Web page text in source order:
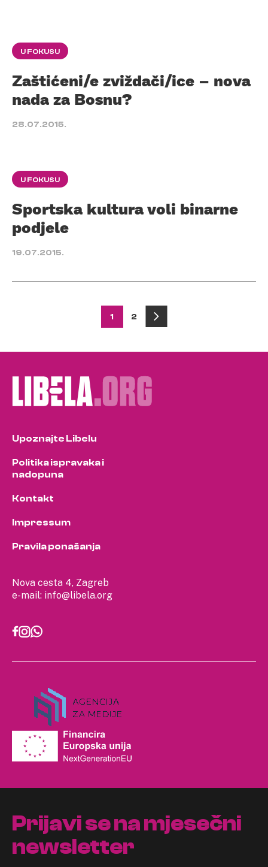
U FOKUSU
Zaštićeni/e zviždači/ice – nova
nada za Bosnu?
28.07.2015.
U FOKUSU
Sportska kultura voli binarne
podjele
19.07.2015.
pagination
1 2
Nova cesta 4, Zagreb
e-mail: info@libela.org
Upoznajte Libelu
Politika ispravaka i
nadopuna
Kontakt
Impressum
Pravila ponašanja
Prijavi se na mjesečni
newsletter